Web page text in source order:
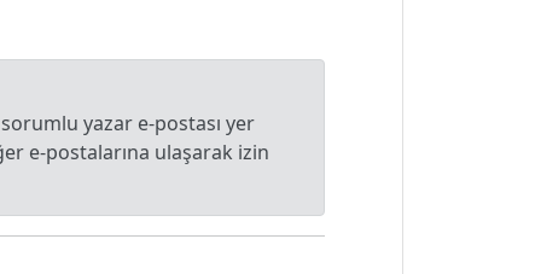
yazar e-postası yer
e-postalarına ulaşarak izin